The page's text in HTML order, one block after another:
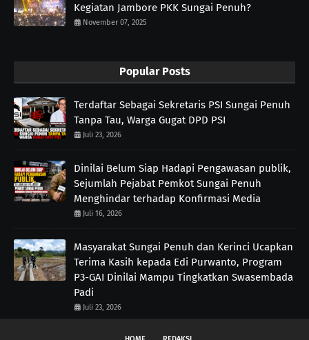
Kegiatan Jambore PKK Sungai Penuh?
November 07, 2025
Popular Posts
Terdaftar Sebagai Sekretaris PSI Sungai Penuh
Tanpa Tau, Warga Gugat DPD PSI
Juli 23, 2026
Dinilai Belum Siap Hadapi Pengawasan publik,
Sejumlah Pejabat Pemkot Sungai Penuh
Menghindar terhadap Konfirmasi Media
Juli 16, 2026
Masyarakat Sungai Penuh dan Kerinci Ucapkan
Terima Kasih kepada Edi Purwanto, Program
P3-GAI Dinilai Mampu Tingkatkan Swasembada
Padi
Juli 23, 2026